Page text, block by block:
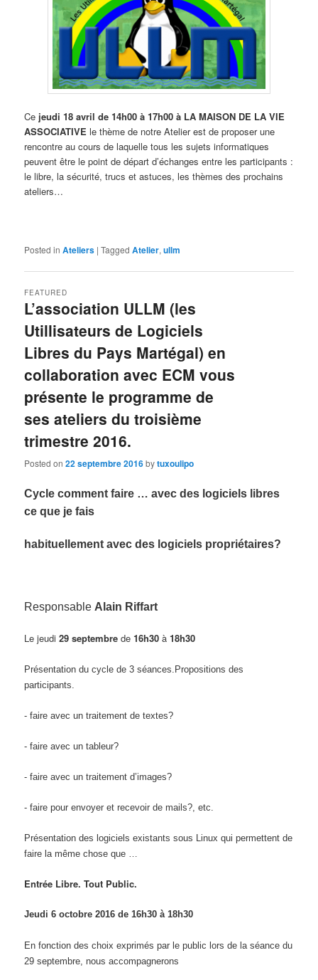
Ce jeudi 18 avril de 14h00 à 17h00à LA MAISON DE LA VIE
ASSOCIATIVE le thème de notre Atelier est de proposer une
rencontre au cours de laquelle tous les sujets informatiques
peuvent être le point de départ d’échanges entre les participants :
le libre, la sécurité, trucs et astuces, les thèmes des prochains
ateliers…
Posted in Ateliers |Tagged Atelier,ullm
L’association ULLM (les
Utillisateurs de Logiciels
Libres du Pays Martégal) en
collaboration avec ECM vous
présente le programme de
ses ateliers du troisième
trimestre 2016.
FEATURED
Posted on22 septembre 2016bytuxoulipo
Cycle comment faire … avec des logiciels libres
ce que je fais
habituellement avec des logiciels propriétaires?
Responsable Alain Riffart
Le jeudi29 septembre de16h30 à18h30
Présentation du cycle de 3 séances Propositions des
participants.
- faire avec un traitement de textes?
- faire avec un tableur?
- faire avec un traitement d’images?
- faire pour envoyer et recevoir de mails?, etc.
Présentation des logiciels existants sous Linux qui permettent de
faire la même chose que …
Entrée Libre. Tout Public.
Jeudi 6 octobre 2016 de16h30 à18h30
En fonction des choix exprimés par le public lors de la séance du
29 septembre, nous accompagnerons